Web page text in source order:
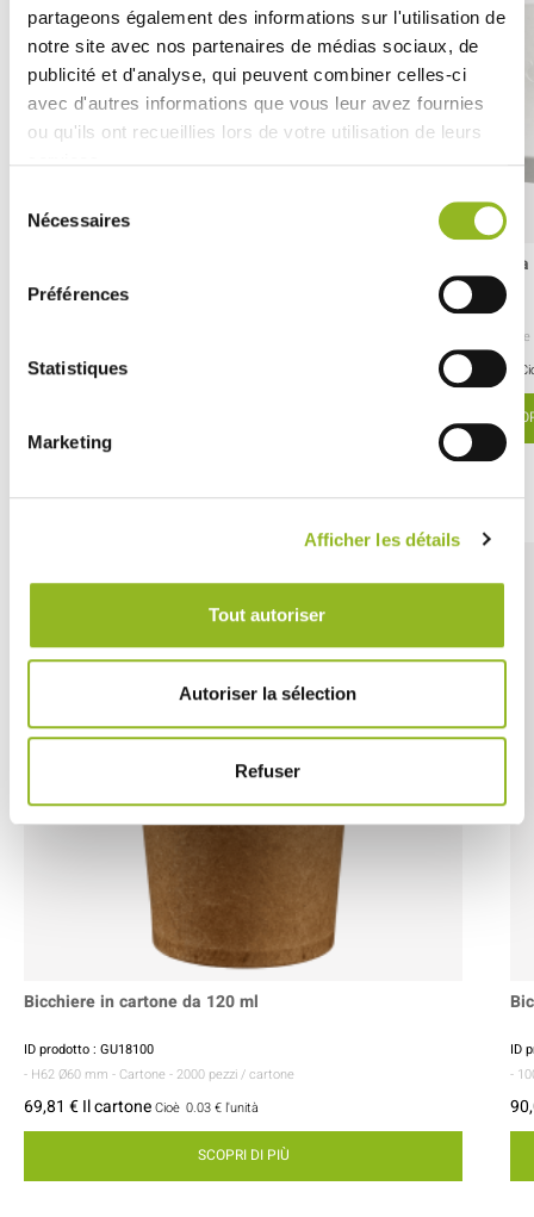
partageons également des informations sur l'utilisation de
notre site avec nos partenaires de médias sociaux, de
publicité et d'analyse, qui peuvent combiner celles-ci
avec d'autres informations que vous leur avez fournies
ou qu'ils ont recueillies lors de votre utilisation de leurs
Nécessaires
Préférences
Statistiques
Marketing
Afficher les détails
Tout autoriser
Autoriser la sélection
Refuser
ml
81,20 € Il cartone
Coperchio di
490 ml
ID prodotto : GU18370
- Cartone
88,30 € Il cartone
Bicchiere in cartone da 120 ml
ID prodotto : GU18100
- H62 Ø60 mm - Cartone - 2000 pezzi / cartone
69,81 € Il cartoneCioè 0.03 € l'unità
SCOPRI DI PIÙ
ID
-